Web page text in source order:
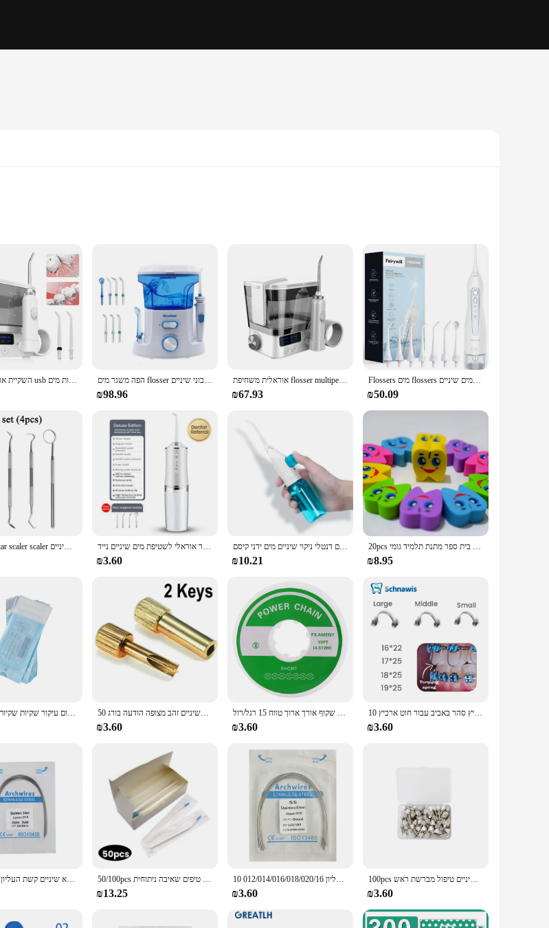
dental care product is meticulously crafted from premium natural ingredients, ensuring a gentle yet effective cleaning
friendly, making it accessible for individuals of all ages and skill levels. The toothbrush and its accompanying set of
and bacteria effectively.
antibacterial properties of the product work to prevent the growth of harmful microorganisms, reducing the risk of
allows for a deep clean, reaching hard-to-reach areas of the mouth, while the ergonomic handle provides a comfortable
it an ideal choice for wholesale and vendor purchases, ensuring that you always have a fresh supply on hand.
to deliver consistent results, making it a reliable choice for maintaining oral hygiene. With its easy-to-use
looking to improve their dental health.
השקיית אוראלי נטענת usb נטענת 10 רמות מים flosser נייד מים שיניים 600 מ "ל מיכל מים שיניים ביתי מנקה הפה משגר מים flosser שיניים ניקוי הפה הלבנת שיניים 7 זרבובית מים חשמלי עבור מסיר מחשבוני שיניים
₪98.96
אוראלית משחיפת flosser multipectinal שן מנקה 600 מ "ל חשמלי שיניים היגייני דרך הפה חרירי 10 מצבים 4 טיפים סילון ipx7
₪67.93
Flossers מים flossers אוראלי נטענת נייד שיניים 3 מצבי מים טנק לשיניים 300 מ "ל שיניים עמיד למים שיניים
₪50.09
4 יח'\סט tartar scaler scaler מגרד את השיניים ניקוי כלי שיניים שיניים היגיינת ערכת טיפול שיניים משגר אוראלי לשטיפת מים שיניים נייד flosser usb נטענת מים דנטלי ULL 220 מ "ל 3 מצבי שיניים מנקה
₪3.60
ידני לחץ שיניים בלחץ גבוה ניקוי שיניים בית אוראלי משחיפת שיניים נקיות מים דנטלי ניקוי שיניים מים ידני קיסם
₪10.21
20pcs טוחנת בצורת שן גומי מחקי רופא שיניים שיניים מרפאת בית ספר מתנת תלמיד גומי
₪8.95
200 יח'\אריזה רפואת שיניים רפואי כיתה נייר עצמי איטום עיקור שקיות שקיות שיניים Odontologia קעקוע כלים נייל אמנות Acces שיניים זהב מצופה הודעה בורג 50Pcs תיק חומרי שיניים לרופא שיניים כלי רפואת שיניים להשתמש הודעה
₪3.60
אזדנט שיניים אורתודונטית אלסטית גומי רשת חשמל גומי אולטרה פס צבע שקוף אורך ארוך טווח 15 רגל/רול
₪3.60
10 יח'\שקית מומנט שיניים חיצוני האביב אורתודונטי מומנט קפיצי קפיץ המומנט קפיץ סהר באביב עבור חוט ארכיץ
₪3.60
Piorpoy 10 יח 'נירוסטה שיניים חוט עגול/מלבני חוט מארכיתיל רפואת שיניים חומר רופא שיניים קשת העליון 50/100pcs מרפאת שיניים חד פעמיים מרפאת שיניים כירורגית טיפים שאיבה ניתוחית
₪13.25
10 יח'\אריזה קשת שיניים שיניים אורתודונטית סופר אלסטי ניטי עגול מלבן קשתות תחתון/עליון 012/014/016/018/020/16x1 6/16x22
₪3.60
100pcs שיניים מעבדה ניילון תפס קטן שטוח ליטוש לטש טיפול מונע מברשות חד פעמי שיניים טיפול מברשת ראש
₪3.60